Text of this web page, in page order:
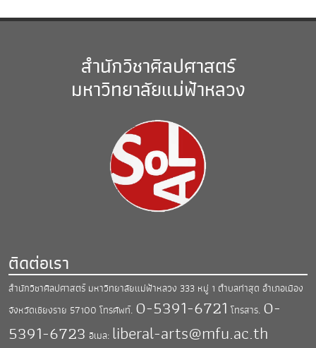
สำนักวิชาศิลปศาสตร์
มหาวิทยาลัยแม่ฟ้าหลวง
ติดต่อเรา
สำนักวิชาศิลปศาสตร์ มหาวิทยาลัยแม่ฟ้าหลวง 333 หมู่ 1 ตำบลท่าสุด อำเภอเมือง
จังหวัดเชียงราย 57100 โทรศัพท์. 0-5391-6721 โทรสาร. 0-
5391-6723 อีเมล: liberal-arts@mfu.ac.th